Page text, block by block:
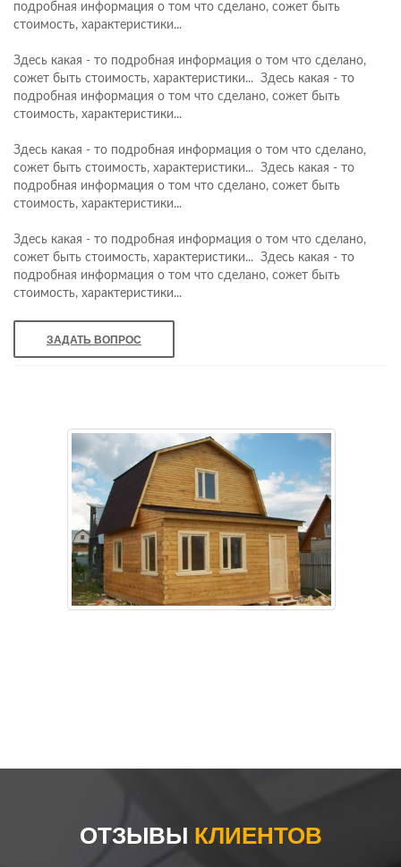
подробная информация о том что сделано, сожет быть
стоимость, характеристики...
Здесь какая - то подробная информация о том что сделано,
сожет быть стоимость, характеристики... Здесь какая - то
подробная информация о том что сделано, сожет быть
стоимость, характеристики...
Здесь какая - то подробная информация о том что сделано,
сожет быть стоимость, характеристики... Здесь какая - то
подробная информация о том что сделано, сожет быть
стоимость, характеристики...
Здесь какая - то подробная информация о том что сделано,
сожет быть стоимость, характеристики... Здесь какая - то
подробная информация о том что сделано, сожет быть
стоимость, характеристики...
ЗАДАТЬ ВОПРОС
ОТЗЫВЫ КЛИЕНТОВ
Спасибо!